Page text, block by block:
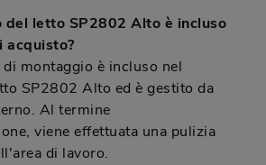
del letto SP2802 Alto è incluso
acquisto?
montaggio è incluso nel
SP2802 Alto ed è gestito da
Al termine
viene effettuata una pulizia
di lavoro.